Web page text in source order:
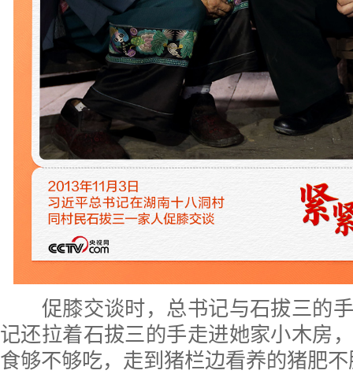
促膝交谈时，总书记与石拔三的手
记还拉着石拔三的手走进她家小木房
食够不够吃，走到猪栏边看养的猪肥